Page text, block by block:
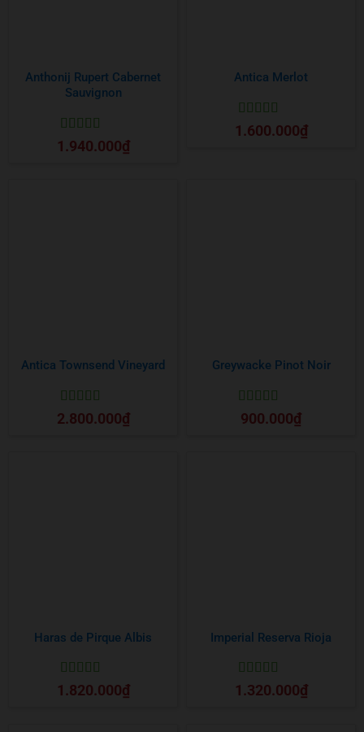
Anthonij Rupert Cabernet
Sauvignon
Được xếp
hạng55 sao
1.940.000₫
Antica Merlot
Được xếp
hạng55 sao
1.600.000₫
Antica Townsend Vineyard
Được xếp
hạng55 sao
2.800.000₫
Greywacke Pinot Noir
Được xếp
hạng55 sao
900.000₫
Haras de Pirque Albis
Được xếp
hạng55 sao
1.820.000₫
Imperial Reserva Rioja
Được xếp
hạng55 sao
1.320.000₫